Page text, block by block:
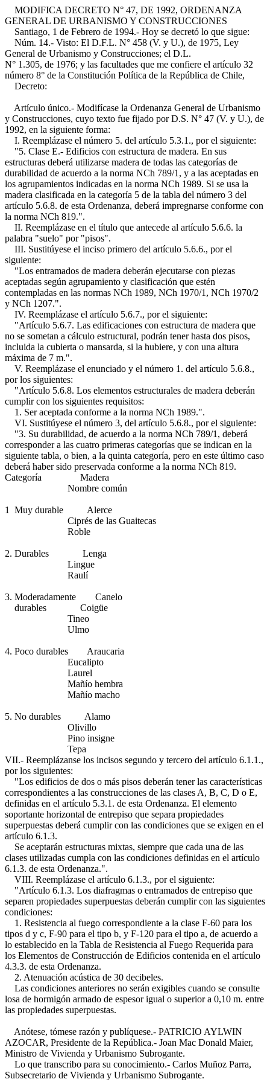
MODIFICA DECRETO N° 47, DE 1992, ORDENANZA
GENERAL DE URBANISMO Y CONSTRUCCIONES
Santiago, 1 de Febrero de 1994.- Hoy se decretó lo que sigue:
Núm. 14.- Visto: El D.F.L. N° 458 (V. y U.), de 1975, Ley
General de Urbanismo y Construcciones; el D.L.
N° 1.305, de 1976; y las facultades que me confiere el artículo 32
número 8° de la Constitución Política de la República de Chile,
Decreto:
Artículo único.- Modifícase la Ordenanza General de Urbanismo
y Construcciones, cuyo texto fue fijado por D.S. N° 47 (V. y U.), de
1992, en la siguiente forma:
I. Reemplázase el número 5. del artículo 5.3.1., por el siguiente:
"5. Clase E.- Edificios con estructura de madera. En sus
estructuras deberá utilizarse madera de todas las categorías de
durabilidad de acuerdo a la norma NCh 789/1, y a las aceptadas en
los agrupamientos indicadas en la norma NCh 1989. Si se usa la
madera clasificada en la categoría 5 de la tabla del número 3 del
artículo 5.6.8. de esta Ordenanza, deberá impregnarse conforme con
la norma NCh 819.".
II. Reemplázase en el título que antecede al artículo 5.6.6. la
palabra "suelo" por "pisos".
III. Sustitúyese el inciso primero del artículo 5.6.6., por el
siguiente:
"Los entramados de madera deberán ejecutarse con piezas
aceptadas según agrupamiento y clasificación que estén
contempladas en las normas NCh 1989, NCh 1970/1, NCh 1970/2
y NCh 1207.".
IV. Reemplázase el artículo 5.6.7., por el siguiente:
"Artículo 5.6.7. Las edificaciones con estructura de madera que
no se sometan a cálculo estructural, podrán tener hasta dos pisos,
incluida la cubierta o mansarda, si la hubiere, y con una altura
máxima de 7 m.".
V. Reemplázase el enunciado y el número 1. del artículo 5.6.8.,
por los siguientes:
"Artículo 5.6.8. Los elementos estructurales de madera deberán
cumplir con los siguientes requisitos:
1. Ser aceptada conforme a la norma NCh 1989.".
VI. Sustitúyese el número 3, del artículo 5.6.8., por el siguiente:
"3. Su durabilidad, de acuerdo a la norma NCh 789/1, deberá
corresponder a las cuatro primeras categorías que se indican en la
siguiente tabla, o bien, a la quinta categoría, pero en este último caso
deberá haber sido preservada conforme a la norma NCh 819.
Categoría Madera
Nombre común
1 Muy durable Alerce
Ciprés de las Guaitecas
Roble
2. Durables Lenga
Lingue
Raulí
3. Moderadamente Canelo
durables Coigüe
Tineo
Ulmo
4. Poco durables Araucaria
Eucalipto
Laurel
Mañío hembra
Mañío macho
5. No durables Alamo
Olivillo
Pino insigne
Tepa
VII.- Reemplázanse los incisos segundo y tercero del artículo 6.1.1.,
por los siguientes:
"Los edificios de dos o más pisos deberán tener las características
correspondientes a las construcciones de las clases A, B, C, D o E,
definidas en el artículo 5.3.1. de esta Ordenanza. El elemento
soportante horizontal de entrepiso que separa propiedades
superpuestas deberá cumplir con las condiciones que se exigen en el
artículo 6.1.3.
Se aceptarán estructuras mixtas, siempre que cada una de las
clases utilizadas cumpla con las condiciones definidas en el artículo
6.1.3. de esta Ordenanza.".
VIII. Reemplázase el artículo 6.1.3., por el siguiente:
"Artículo 6.1.3. Los diafragmas o entramados de entrepiso que
separen propiedades superpuestas deberán cumplir con las siguientes
condiciones:
1. Resistencia al fuego correspondiente a la clase F-60 para los
tipos d y c, F-90 para el tipo b, y F-120 para el tipo a, de acuerdo a
lo establecido en la Tabla de Resistencia al Fuego Requerida para
los Elementos de Construcción de Edificios contenida en el artículo
4.3.3. de esta Ordenanza.
2. Atenuación acústica de 30 decibeles.
Las condiciones anteriores no serán exigibles cuando se consulte
losa de hormigón armado de espesor igual o superior a 0,10 m. entre
las propiedades superpuestas.
Anótese, tómese razón y publíquese.- PATRICIO AYLWIN
AZOCAR, Presidente de la República.- Joan Mac Donald Maier,
Ministro de Vivienda y Urbanismo Subrogante.
Lo que transcribo para su conocimiento.- Carlos Muñoz Parra,
Subsecretario de Vivienda y Urbanismo Subrogante.